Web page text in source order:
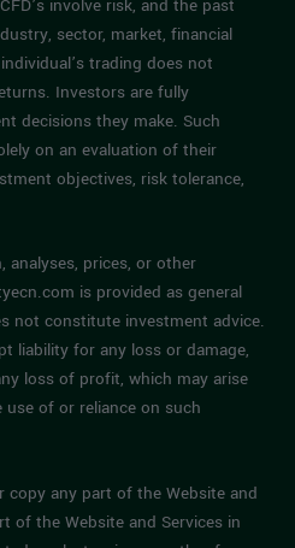
involve risk, and the past
sector, market, financial
trading does not
Investors are fully
decisions they make. Such
on an evaluation of their
objectives, risk tolerance,
analyses, prices, or other
is provided as general
not constitute investment advice.
liability for any loss or damage,
loss of profit, which may arise
of or reliance on such
any part of the Website and
of the Website and Services in